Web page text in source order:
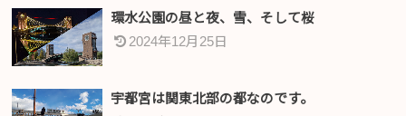
環水公園の昼と夜、雪、そして桜
2024年12月25日
宇都宮は関東北部の都なのです。